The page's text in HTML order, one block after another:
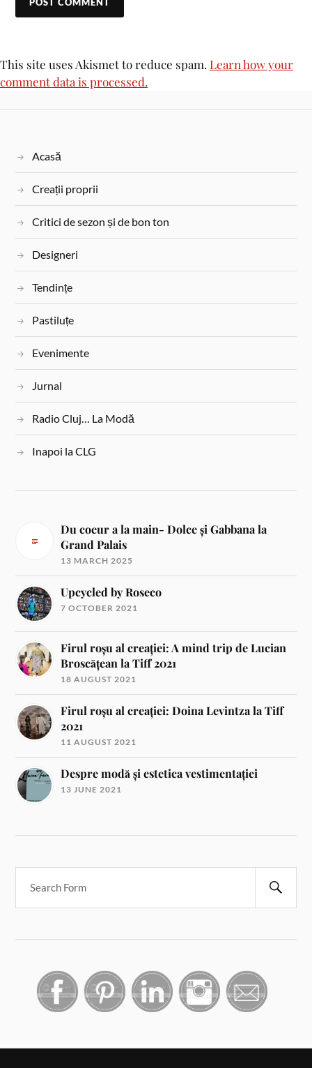
This site uses Akismet to reduce spam. Learn how your
comment data is processed.
Acasă
Creații proprii
Critici de sezon și de bon ton
Designeri
Tendințe
Pastiluțe
Evenimente
Jurnal
Radio Cluj… La Modă
Inapoi la CLG
Du coeur a la main- Dolce și Gabbana la
Grand Palais
13 MARCH 2025
Upcycled by Roseco
7 OCTOBER 2021
Firul roșu al creației: A mind trip de Lucian
Broscățean la Tiff 2021
18 AUGUST 2021
Firul roșu al creației: Doina Levintza la Tiff
2021
11 AUGUST 2021
Despre modă și estetica vestimentației
13 JUNE 2021